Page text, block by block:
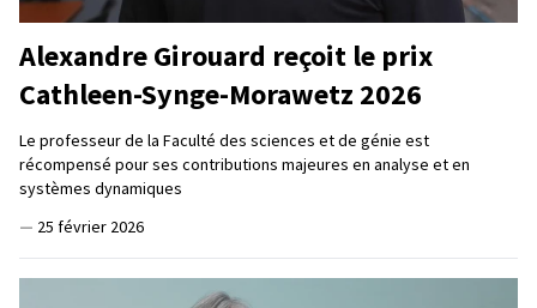
Alexandre Girouard reçoit le prix
Cathleen-Synge-Morawetz 2026
Le professeur de la Faculté des sciences et de génie est
récompensé pour ses contributions majeures en analyse et en
systèmes dynamiques
— 25 février 2026